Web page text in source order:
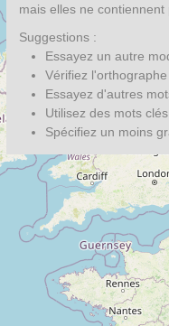
mais elles ne
Suggestions :
Essayez un autre
Vérifiez
Essayez d'autres
Utilisez des mots
Spécifiez un moins